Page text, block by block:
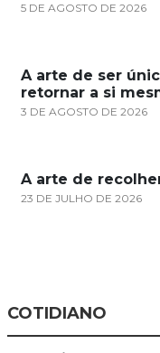
5 DE AGOSTO DE 2026
A arte de ser
retornar a si
3 DE AGOSTO DE 2026
A arte de
23 DE JULHO DE 2026
COTIDIANO